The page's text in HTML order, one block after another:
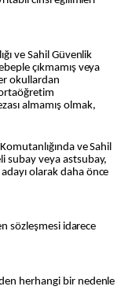
ve Sahil Güvenlik
çıkmamış veya
okullardan
almamış olmak,
ve Sahil
subay veya astsubay,
olarak daha önce
sözleşmesi idarece
herhangi bir nedenle